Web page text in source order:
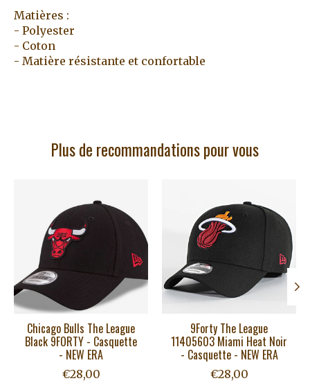
Matières :
- Polyester
- Coton
- Matière résistante et confortable
Plus de recommandations pour vous
Chicago Bulls The League
Black 9FORTY - Casquette
- NEW ERA
€28,00
9Forty The League
11405603 Miami Heat Noir
- Casquette - NEW ERA
€28,00